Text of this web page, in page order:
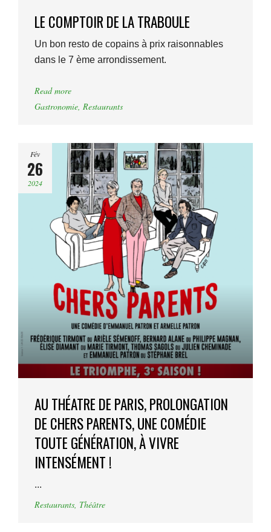
LE COMPTOIR DE LA TRABOULE
Un bon resto de copains à prix raisonnables
dans le 7 ème arrondissement.
Read more
Gastronomie, Restaurants
Fév
26
2024
AU THÉATRE DE PARIS, PROLONGATION
DE CHERS PARENTS, UNE COMÉDIE
TOUTE GÉNÉRATION, À VIVRE
INTENSÉMENT !
...
Restaurants, Théâtre